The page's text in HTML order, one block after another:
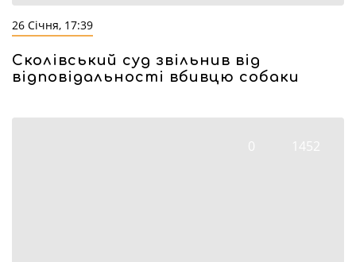
26 Січня, 17:39
Сколівський суд звільнив від
відповідальності вбивцю собаки
0 1452